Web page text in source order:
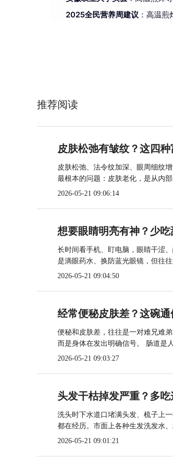
2025全民营养周建议 ：高温
推荐阅读
皮肤松弛有皱纹？这四
皮肤松弛、法令纹加深、眼周细纹
最根本的问题：皮肤老化，是从内
2026-05-21 09:06:14
想要眼睛明亮有神？少
长时间看手机、盯电脑，眼睛干涩
是滴眼药水、换防蓝光眼镜，但往
2026-05-21 09:04:50
经常便秘皮肤差？这碗
便秘和皮肤差，往往是一对难兄难
而是身体在发出明确信号。 肠道是
2026-05-21 09:03:27
头发干枯掉发严重？多
洗头时下水道口堵满头发、梳子上
都在经历。市面上各种生发洗发水
2026-05-21 09:01:21